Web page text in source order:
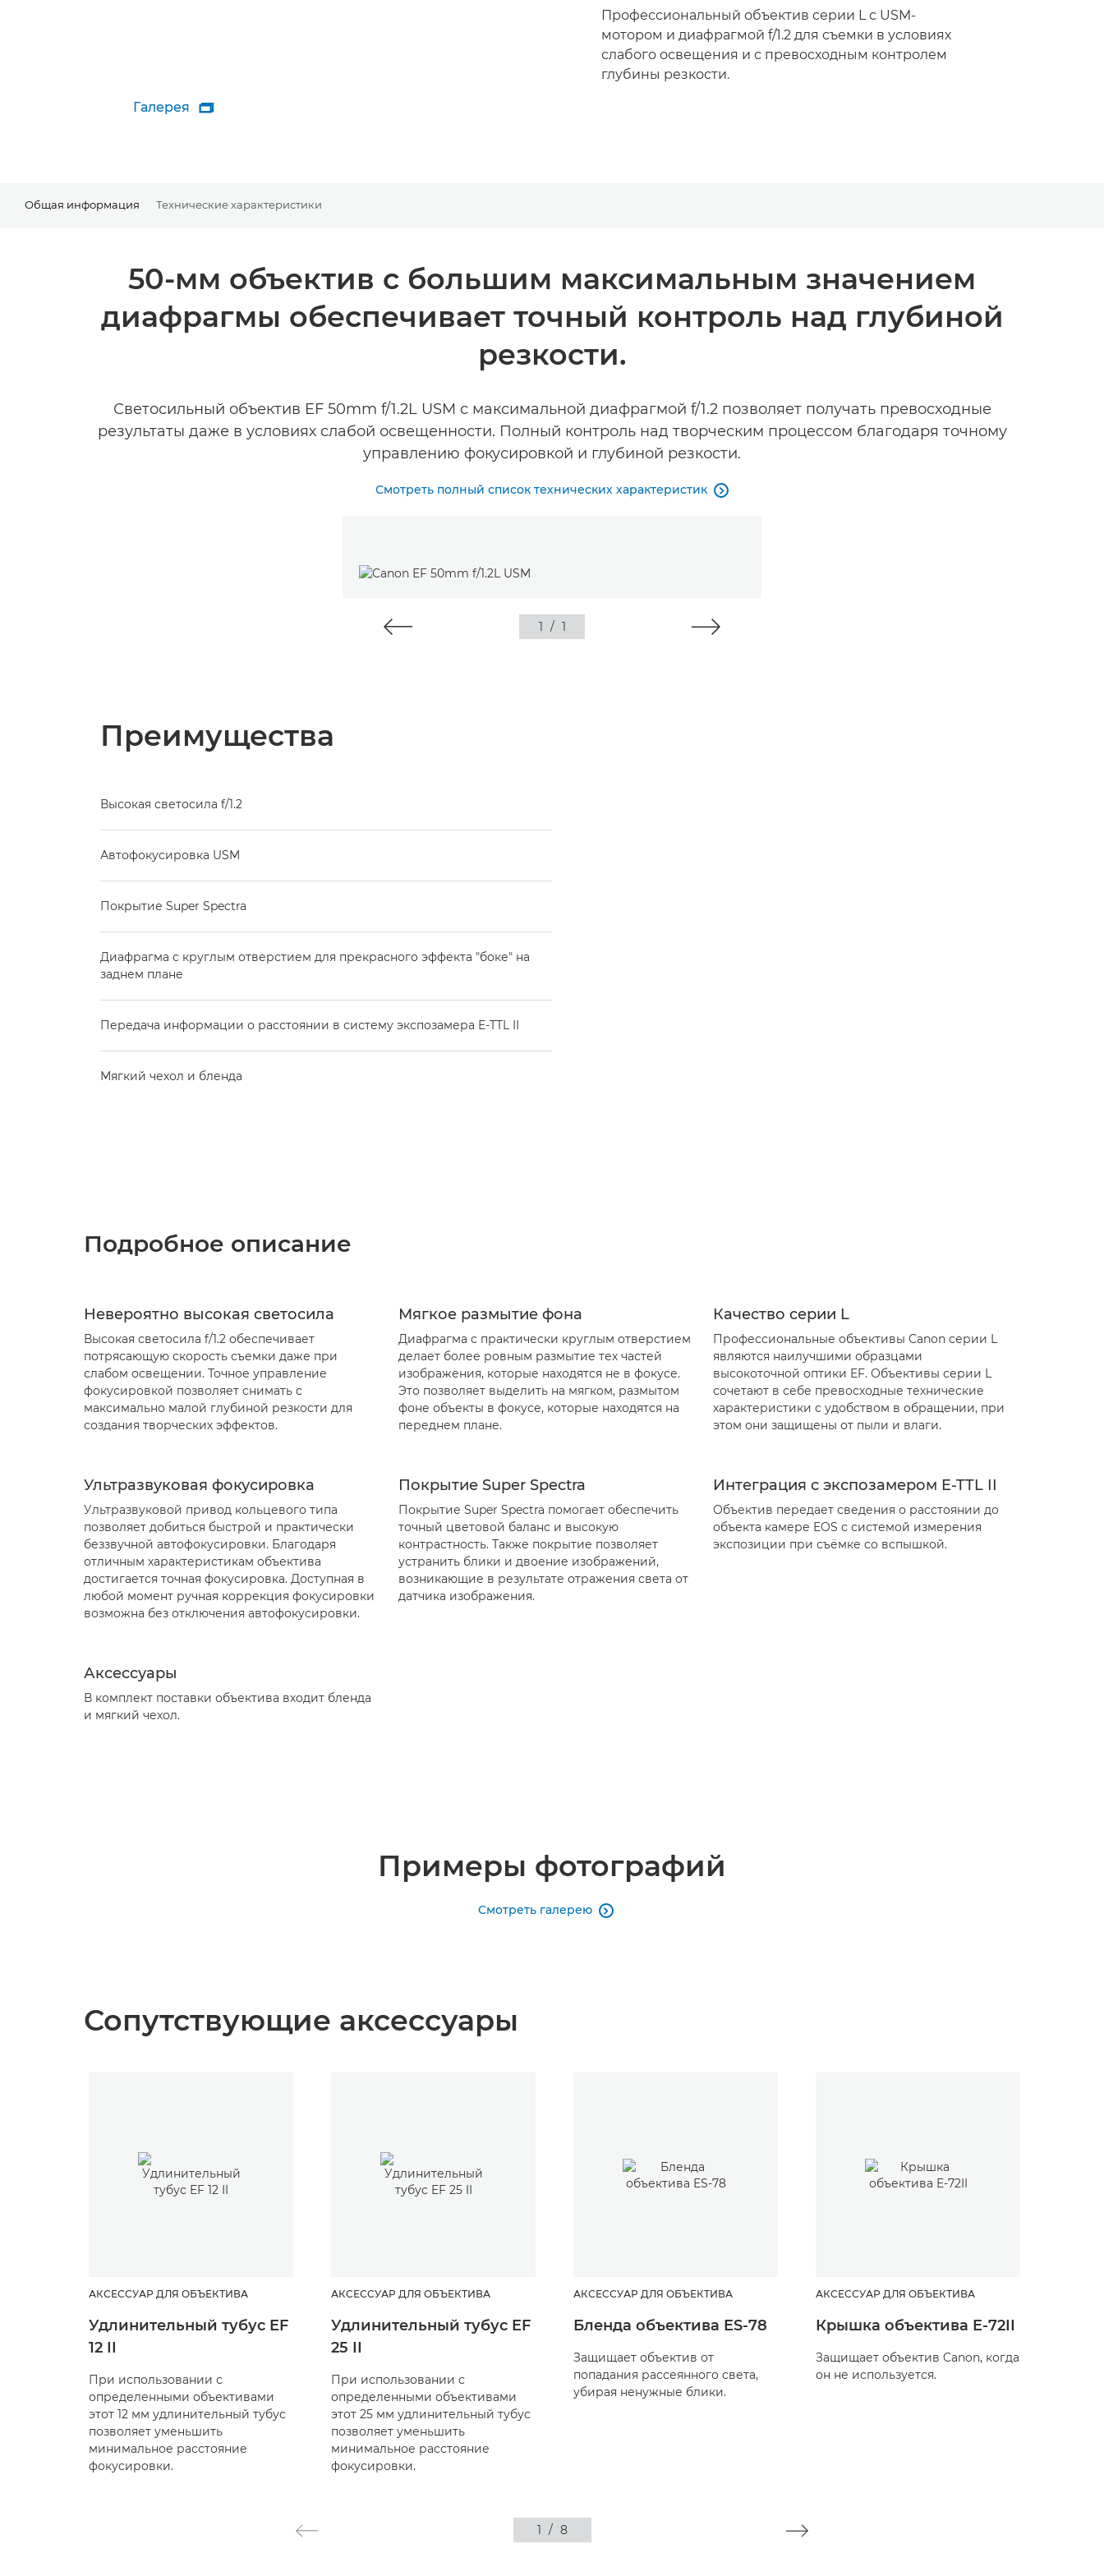
Галерея 
Профессиональный объектив серии L с USM-
мотором и диафрагмой f/1.2 для съемки в условиях
слабого освещения и с превосходным контролем
глубины резкости.
Общая информация Технические характеристики
50-мм объектив с большим максимальным значением
диафрагмы обеспечивает точный контроль над глубиной
резкости.
Светосильный объектив EF 50mm f/1.2L USM с максимальной диафрагмой f/1.2 позволяет получать превосходные
результаты даже в условиях слабой освещенности. Полный контроль над творческим процессом благодаря точному
управлению фокусировкой и глубиной резкости.
Смотреть полный список технических характеристик 
1 / 1
Преимущества
Высокая светосила f/1.2
Автофокусировка USM
Покрытие Super Spectra
Диафрагма с круглым отверстием для прекрасного эффекта "боке" на
заднем плане
Передача информации о расстоянии в систему экспозамера E-TTL II
Мягкий чехол и бленда
Подробное описание
Невероятно высокая светосила
Высокая светосила f/1.2 обеспечивает
потрясающую скорость съемки даже при
слабом освещении. Точное управление
фокусировкой позволяет снимать с
максимально малой глубиной резкости для
создания творческих эффектов.
Мягкое размытие фона
Диафрагма с практически круглым отверстием
делает более ровным размытие тех частей
изображения, которые находятся не в фокусе.
Это позволяет выделить на мягком, размытом
фоне объекты в фокусе, которые находятся на
переднем плане.
Качество серии L
Профессиональные объективы Canon серии L
являются наилучшими образцами
высокоточной оптики EF. Объективы серии L
сочетают в себе превосходные технические
характеристики с удобством в обращении, при
этом они защищены от пыли и влаги.
Ультразвуковая фокусировка
Ультразвуковой привод кольцевого типа
позволяет добиться быстрой и практически
беззвучной автофокусировки. Благодаря
отличным характеристикам объектива
достигается точная фокусировка. Доступная в
любой момент ручная коррекция фокусировки
возможна без отключения автофокусировки.
Покрытие Super Spectra
Покрытие Super Spectra помогает обеспечить
точный цветовой баланс и высокую
контрастность. Также покрытие позволяет
устранить блики и двоение изображений,
возникающие в результате отражения света от
датчика изображения.
Интеграция с экспозамером E-TTL II
Объектив передает сведения о расстоянии до
объекта камере EOS с системой измерения
экспозиции при съёмке со вспышкой.
Аксессуары
В комплект поставки объектива входит бленда
и мягкий чехол.
Примеры фотографий
Смотреть галерею 
Сопутствующие аксессуары
АКСЕССУАР ДЛЯ ОБЪЕКТИВА
Удлинительный тубус EF
12 II
При использовании с
определенными объективами
этот 12 мм удлинительный тубус
позволяет уменьшить
минимальное расстояние
фокусировки.
АКСЕССУАР ДЛЯ ОБЪЕКТИВА
Удлинительный тубус EF
25 II
При использовании с
определенными объективами
этот 25 мм удлинительный тубус
позволяет уменьшить
минимальное расстояние
фокусировки.
АКСЕССУАР ДЛЯ ОБЪЕКТИВА
Бленда объектива ES-78
Защищает объектив от
попадания рассеянного света,
убирая ненужные блики.
АКСЕССУАР ДЛЯ ОБЪЕКТИВА
Крышка объектива E-72II
Защищает объектив Canon, когда
он не используется.
1 / 8